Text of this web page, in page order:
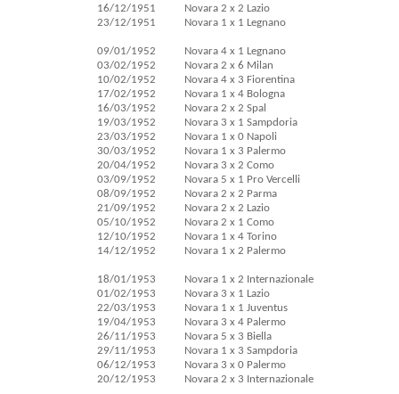
16/12/1951
23/12/1951
09/01/1952
03/02/1952
10/02/1952
17/02/1952
16/03/1952
19/03/1952
23/03/1952
30/03/1952
20/04/1952
03/09/1952
08/09/1952
21/09/1952
05/10/1952
12/10/1952
14/12/1952
18/01/1953
01/02/1953
22/03/1953
19/04/1953
26/11/1953
29/11/1953
06/12/1953
20/12/1953
Novara 2 x 2 Lazio
Novara 1 x 1 Legnano
Novara 4 x 1 Legnano
Novara 2 x 6 Milan
Novara 4 x 3 Fiorentina
Novara 1 x 4 Bologna
Novara 2 x 2 Spal
Novara 3 x 1 Sampdoria
Novara 1 x 0 Napoli
Novara 1 x 3 Palermo
Novara 3 x 2 Como
Novara 5 x 1 Pro Vercelli
Novara 2 x 2 Parma
Novara 2 x 2 Lazio
Novara 2 x 1 Como
Novara 1 x 4 Torino
Novara 1 x 2 Palermo
Novara 1 x 2 Internazionale
Novara 3 x 1 Lazio
Novara 1 x 1 Juventus
Novara 3 x 4 Palermo
Novara 5 x 3 Biella
Novara 1 x 3 Sampdoria
Novara 3 x 0 Palermo
Novara 2 x 3 Internazionale